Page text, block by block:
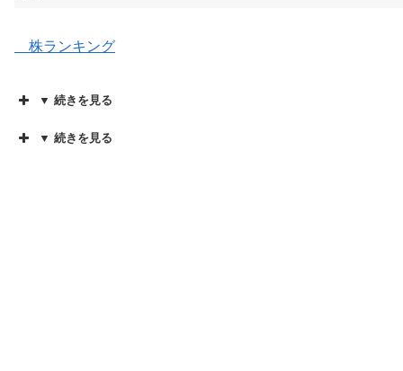
株ランキング
▼ 続きを見る
▼ 続きを見る